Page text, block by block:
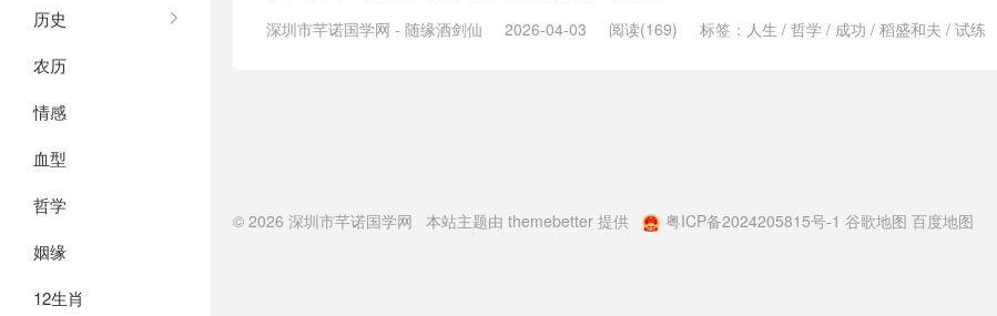
历史
农历
情感
血型
哲学
姻缘
12生肖
深圳市芊诺国学网 - 随缘酒剑仙 2026-04-03 阅读(169) 标签： 人生 / 哲学 / 成功 / 稻盛和夫 / 试练
© 2026 深圳市芊诺国学网 本站主题由 themebetter 提供 粤ICP备2024205815号-1 谷歌地图 百度地图